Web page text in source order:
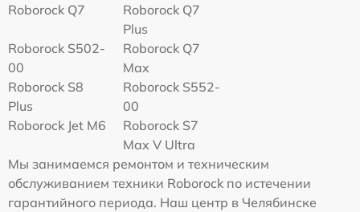
Roborock Q7
Roborock Q7
Plus
Roborock S502-
00
Roborock Q7
Max
Roborock S8
Plus
Roborock S552-
00
Roborock Jet M6
Roborock S7
Max V Ultra
Мы занимаемся ремонтом и техническим
обслуживанием техники Roborock по истечении
гарантийного периода. Наш центр в Челябинске